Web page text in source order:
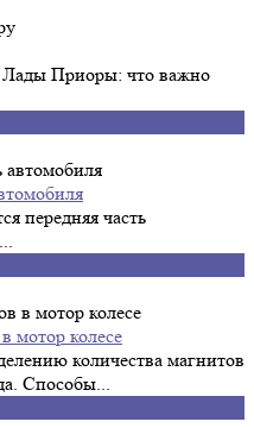
Лады Приоры: что важно
передняя часть
мотор колесе
количества магнитов
Способы...